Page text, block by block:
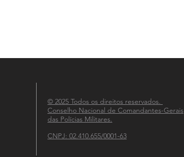
© 2025 Todos os direitos reservados.
Conselho Nacional de Comandantes-Gerais
das Polícias Militares.
CNPJ: 02.410.655/0001-63